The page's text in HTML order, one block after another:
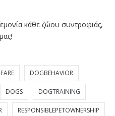
κάθε ζώου συντροφιάς,
DOGBEHAVIOR
DOGS DOGTRAINING
RESPONSIBLEPETOWNERSHIP